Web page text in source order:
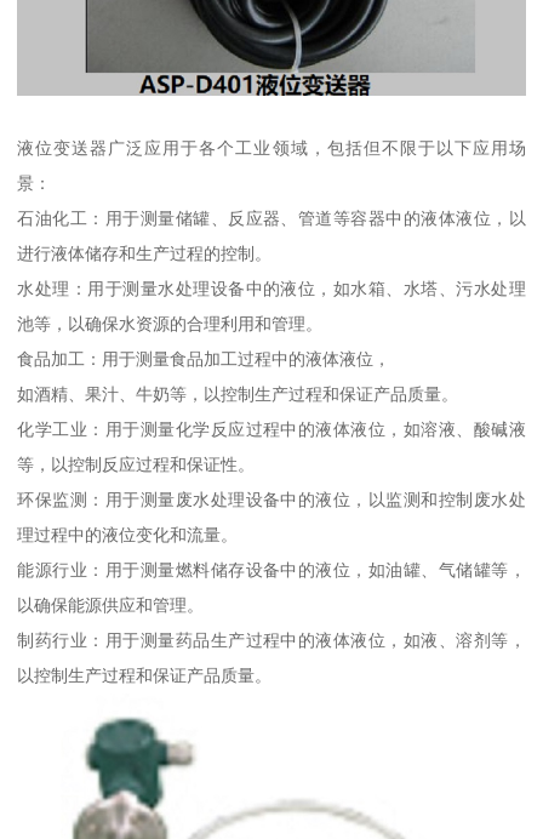
液位变送器广泛应用于各个工业领域，包括但不限于以下应用场
景：
石油化工：用于测量储罐、反应器、管道等容器中的液体液位，以
进行液体储存和生产过程的控制。
水处理：用于测量水处理设备中的液位，如水箱、水塔、污水处理
池等，以确保水资源的合理利用和管理。
食品加工：用于测量食品加工过程中的液体液位，
如酒精、果汁、牛奶等，以控制生产过程和保证产品质量。
化学工业：用于测量化学反应过程中的液体液位，如溶液、酸碱液
等，以控制反应过程和保证性。
环保监测：用于测量废水处理设备中的液位，以监测和控制废水处
理过程中的液位变化和流量。
能源行业：用于测量燃料储存设备中的液位，如油罐、气储罐等，
以确保能源供应和管理。
制药行业：用于测量药品生产过程中的液体液位，如液、溶剂等，
以控制生产过程和保证产品质量。